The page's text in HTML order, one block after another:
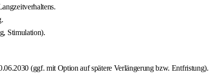
Stimulation).
(ggf. mit Option auf spätere Verlängerung bzw. Entfristung).